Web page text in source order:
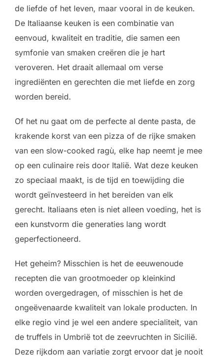
de liefde of het leven, maar vooral in de keuken.
De Italiaanse keuken is een combinatie van
eenvoud, kwaliteit en traditie, die samen een
symfonie van smaken creëren die je hart
veroveren. Het draait allemaal om verse
ingrediënten en gerechten die met liefde en zorg
worden bereid.
Of het nu gaat om de perfecte al dente pasta, de
krakende korst van een pizza of de rijke smaken
van een slow-cooked ragù, elke hap neemt je mee
op een culinaire reis door Italië. Wat deze keuken
zo speciaal maakt, is de tijd en toewijding die
wordt geïnvesteerd in het bereiden van elk
gerecht. Italiaans eten is niet alleen voeding, het is
een kunstvorm die generaties lang wordt
geperfectioneerd.
Het geheim? Misschien is het de eeuwenoude
recepten die van grootmoeder op kleinkind
worden overgedragen, of misschien is het de
ongeëvenaarde kwaliteit van lokale producten. In
elke regio vind je wel een andere specialiteit, van
de truffels in Umbrië tot de zeevruchten in Sicilië.
Deze rijkdom aan variatie zorgt ervoor dat je nooit